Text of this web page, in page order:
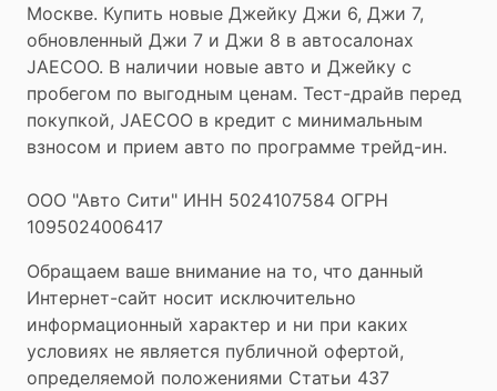
Москве. Купить новые Джейку Джи 6, Джи 7,
обновленный Джи 7 и Джи 8 в автосалонах
JAECOO. В наличии новые авто и Джейку с
пробегом по выгодным ценам. Тест-драйв перед
покупкой, JAECOO в кредит с минимальным
взносом и прием авто по программе трейд-ин.
ООО "Авто Сити" ИНН 5024107584 ОГРН
1095024006417
Обращаем ваше внимание на то, что данный
Интернет-сайт носит исключительно
информационный характер и ни при каких
условиях не является публичной офертой,
определяемой положениями Статьи 437